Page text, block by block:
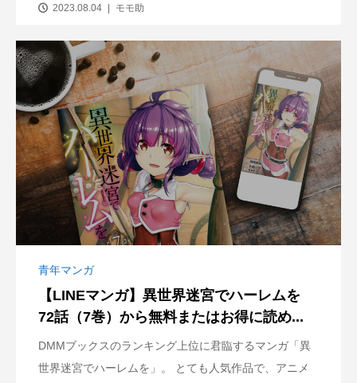
2023.08.04 モモ助
青年マンガ
【LINEマンガ】異世界迷宮でハーレムを
72話（7巻）から無料またはお得に読め...
DMMブックスのランキング上位に君臨するマンガ「異
世界迷宮でハーレムを」。 とても人気作品で、アニメ